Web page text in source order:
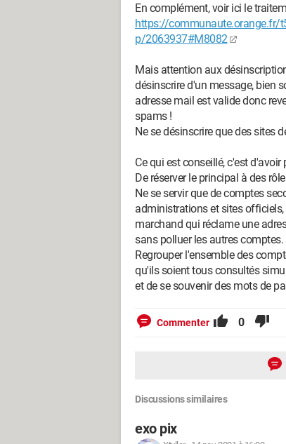
En complément, voir ici le
https://communaute.orange.fr/
p/2063937#M8082
Mais attention aux
désinscrire d'un message, bien
adresse mail est valide donc
spams !
Ne se désinscrire que des sites
Ce qui est conseillé, c'est
De réserver le principal à des
Ne se servir que de comptes
administrations et sites
marchand qui réclame une
sans polluer les autres comptes.
Regrouper l'ensemble des
qu'ils soient tous consultés
et de se souvenir des mots de
Commenter 0
Discussions similaires
exo pix